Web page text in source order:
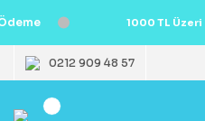
1000 TL Üzeri
0212 909 48 57